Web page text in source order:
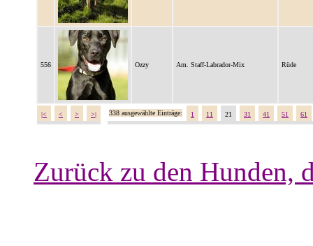
556 Ozzy Am. Staff-Labrador-Mix Rüde
|< < > >| 338 ausgewählte Einträge: 1 11 21 31 41 51 61
Zurück zu den Hunden,